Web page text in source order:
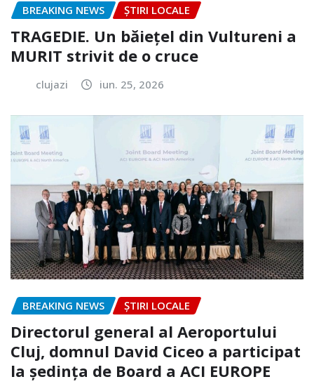
BREAKING NEWS ȘTIRI LOCALE
TRAGEDIE. Un băiețel din Vultureni a
MURIT strivit de o cruce
clujazi iun. 25, 2026
BREAKING NEWS ȘTIRI LOCALE
Directorul general al Aeroportului
Cluj, domnul David Ciceo a participat
la ședința de Board a ACI EUROPE